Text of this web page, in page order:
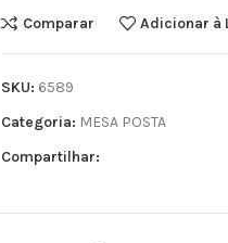
Comparar Adicionar à
SKU: 6589
Categoria: MESA POSTA
Compartilhar: